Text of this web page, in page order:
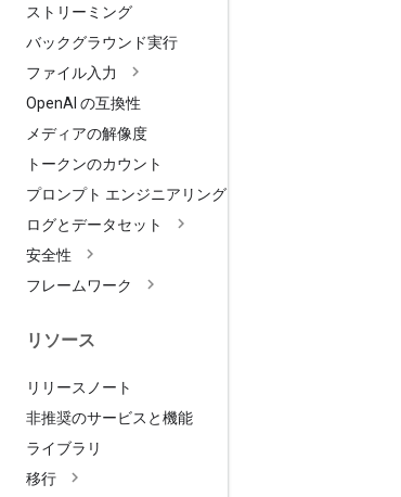
ストリーミング
バックグラウンド実行
ファイル入力
OpenAI の互換性
メディアの解像度
トークンのカウント
プロンプト エンジニアリング
ログとデータセット
安全性
フレームワーク
リソース
リリースノート
非推奨のサービスと機能
ライブラリ
移行